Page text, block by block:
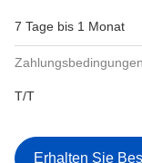
7 Tage bis 1 Monat
T/T
Erhalten Sie